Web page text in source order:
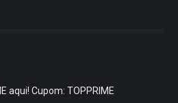
aqui! Cupom: TOPPRIME